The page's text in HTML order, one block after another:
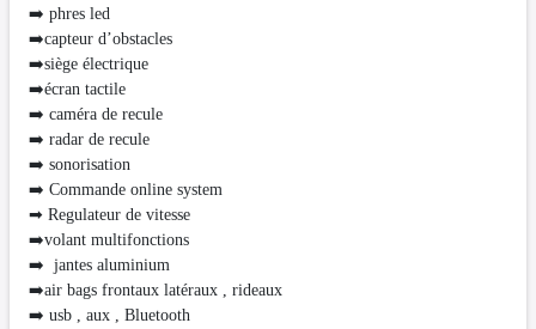
➡️ phres led
➡️capteur d’obstacles
➡️siège électrique
➡️écran tactile
➡️ caméra de recule
➡️ radar de recule
➡️ sonorisation
➡️ Commande online system
➡ Regulateur de vitesse
➡️volant multifonctions
➡️ jantes aluminium
➡️air bags frontaux latéraux , rideaux
➡️ usb , aux , Bluetooth